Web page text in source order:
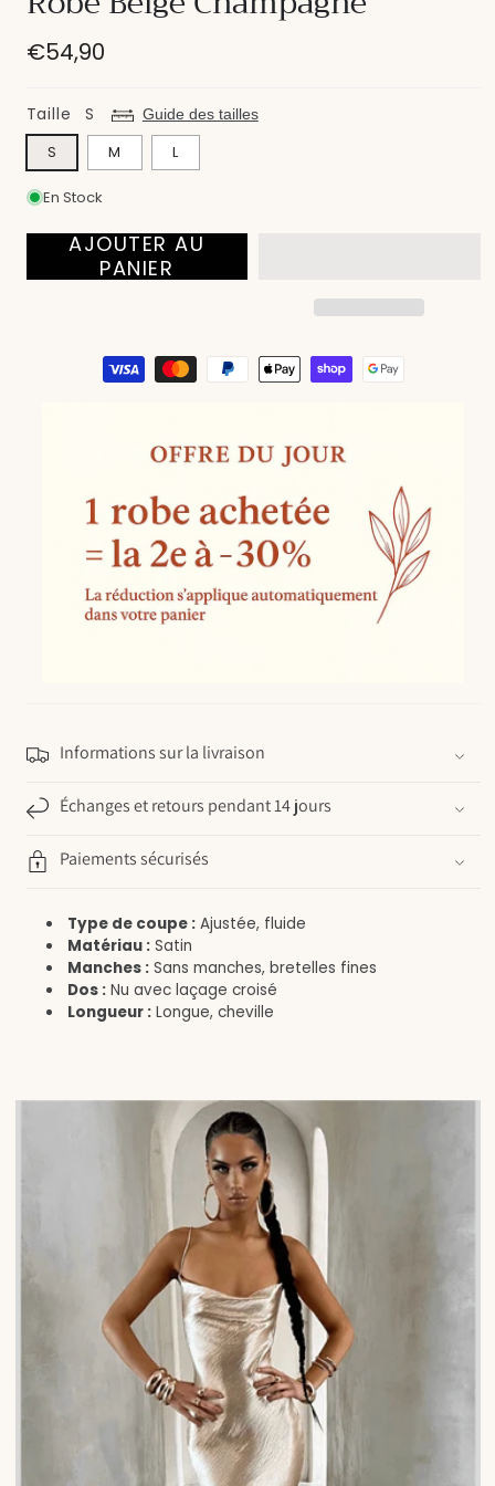
modale
Prix
habituel
€54,90
Taille S Guide des tailles
S M L
En Stock
AJOUTER AU
PANIER
Informations sur la livraison
Échanges et retours pendant 14 jours
Paiements sécurisés
Type de coupe : Ajustée, fluide
Matériau : Satin
Manches : Sans manches, bretelles fines
Dos : Nu avec laçage croisé
Longueur : Longue, cheville